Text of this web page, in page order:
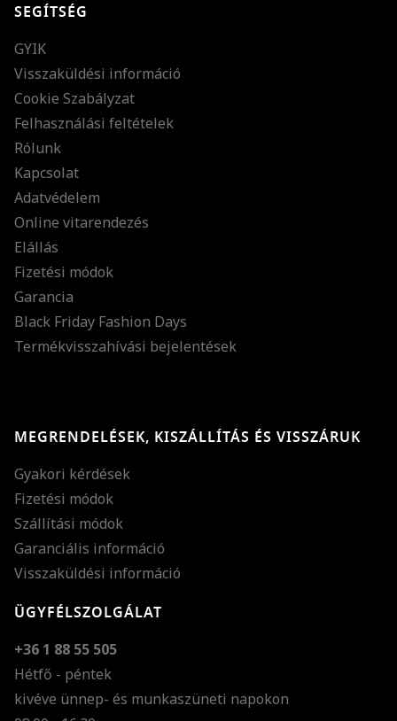
SEGÍTSÉG
GYIK
Visszaküldési információ
Cookie Szabályzat
Felhasználási feltételek
Rólunk
Kapcsolat
Adatvédelem
Online vitarendezés
Elállás
Fizetési módok
Garancia
Black Friday Fashion Days
Termékvisszahívási bejelentések
MEGRENDELÉSEK, KISZÁLLÍTÁS ÉS VISSZÁRUK
Gyakori kérdések
Fizetési módok
Szállítási módok
Garanciális információ
Visszaküldési információ
ÜGYFÉLSZOLGÁLAT
+36 1 88 55 505
Hétfő - péntek
kivéve ünnep- és munkaszüneti napokon